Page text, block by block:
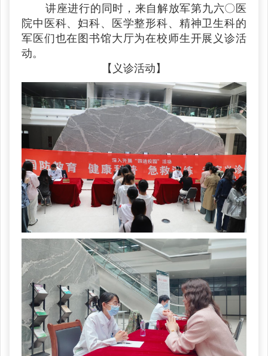
讲座进行的同时，来自解放军第九六〇医
院中医科、妇科、医学整形科、精神卫生科的
军医们也在图书馆大厅为在校师生开展义诊活
动。
【义诊活动】